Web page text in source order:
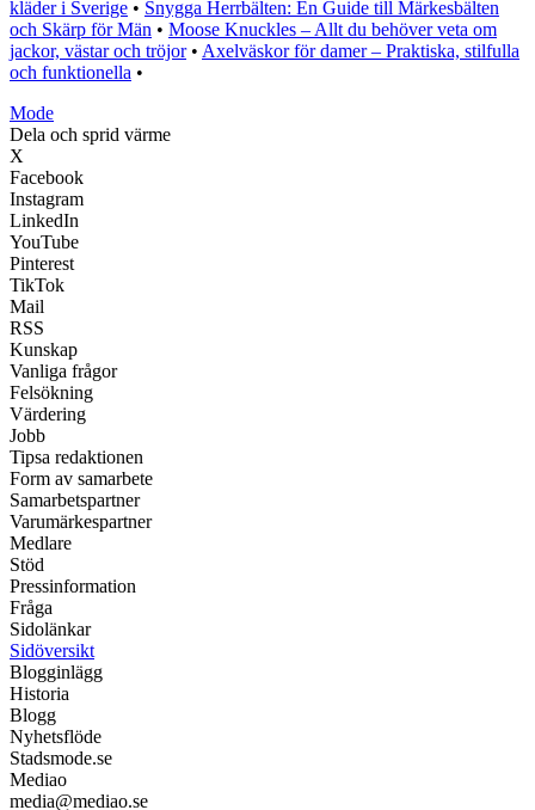
kläder i Sverige • Snygga Herrbälten: En Guide till Märkesbälten
och Skärp för Män • Moose Knuckles – Allt du behöver veta om
jackor, västar och tröjor• Axelväskor för damer – Praktiska, stilfulla
och funktionella •
Mode
Dela och sprid värme
X
Facebook
Instagram
LinkedIn
YouTube
Pinterest
TikTok
Mail
RSS
Kunskap
Vanliga frågor
Felsökning
Värdering
Jobb
Tipsa redaktionen
Form av samarbete
Samarbetspartner
Varumärkespartner
Medlare
Stöd
Pressinformation
Fråga
Sidolänkar
Sidöversikt
Blogginlägg
Historia
Blogg
Nyhetsflöde
Stadsmode.se
Mediao
media@mediao.se